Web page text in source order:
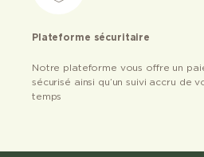
Plateforme sécuritaire
Notre plateforme vous offre un
sécurisé ainsi qu’un suivi accru de
temps